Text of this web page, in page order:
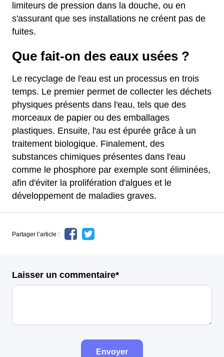
limiteurs de pression dans la douche, ou en
s'assurant que ses installations ne créent pas de
fuites.
Que fait-on des eaux usées ?
Le recyclage de l'eau est un processus en trois
temps. Le premier permet de collecter les déchets
physiques présents dans l'eau, tels que des
morceaux de papier ou des emballages
plastiques. Ensuite, l'au est épurée grâce à un
traitement biologique. Finalement, des
substances chimiques présentes dans l'eau
comme le phosphore par exemple sont éliminées,
afin d'éviter la prolifération d'algues et le
développement de maladies graves.
Partager l’article :
Laisser un commentaire*
Envoyer